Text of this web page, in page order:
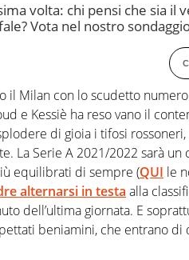
volta: chi pensi che sia il
Vota nel nostro
il Milan con lo scudetto
e Kessiè ha reso vano il
di gioia i tifosi
La Serie A 2021/2022 sarà un
equilibrati di sempre (QUI le
alternarsi in testa alla
dell’ultima giornata. E
beniamini, che entrano di